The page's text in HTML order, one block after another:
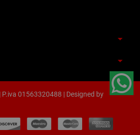
01563320488 | Designed by